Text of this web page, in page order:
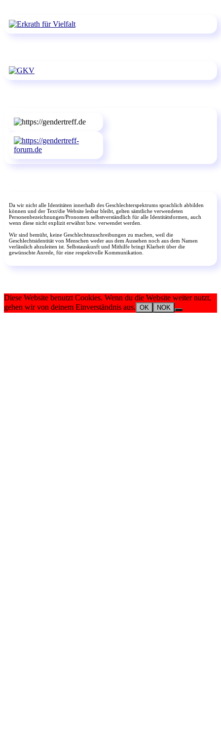
Da wir nicht alle Identitäten innerhalb des Geschlechterspektrums sprachlich abbilden
können und der Text/die Website lesbar bleibt, gelten sämtliche verwendeten
Personenbezeichnungen/Pronomen selbstverständlich für alle Identitätsformen, auch
wenn diese nicht explizit erwähnt bzw. verwendet werden.
Wir sind bemüht, keine Geschlechtszuschreibungen zu machen, weil die
Geschlechtsidentität von Menschen weder aus dem Aussehen noch aus dem Namen
verlässlich abzuleiten ist. Selbstauskunft und Mithilfe bringt Klarheit über die
gewünschte Anrede, für eine respektvolle Kommunikation.
Diese Website benutzt Cookies. Wenn du die Website weiter nutzt,
gehen wir von deinem Einverständnis aus. OK NOK